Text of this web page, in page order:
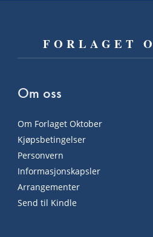
FORLAGET
Om oss
Om Forlaget Oktober
Kjøpsbetingelser
Personvern
Informasjonskapsler
Arrangementer
Send til Kindle